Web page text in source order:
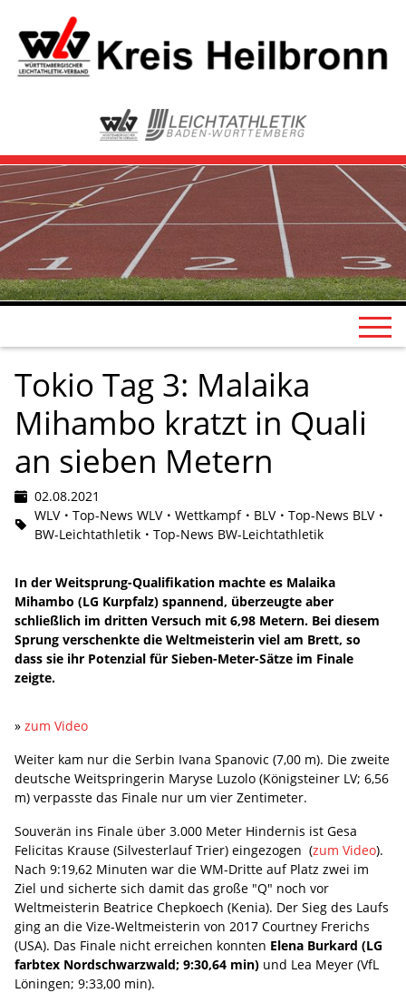
Tokio Tag 3: Malaika
Mihambo kratzt in Quali
an sieben Metern
02.08.2021
WLV
Top-News WLV Wettkampf BLV
Top-News BLV
BW-Leichtathletik
Top-News BW-Leichtathletik
In der Weitsprung-Qualifikation machte es Malaika
Mihambo (LG Kurpfalz) spannend, überzeugte aber
schließlich im dritten Versuch mit 6,98 Metern. Bei diesem
Sprung verschenkte die Weltmeisterin viel am Brett, so
dass sie ihr Potenzial für Sieben-Meter-Sätze im Finale
zeigte.
» zum Video
Weiter kam nur die Serbin Ivana Spanovic (7,00 m). Die zweite
deutsche Weitspringerin Maryse Luzolo (Königsteiner LV; 6,56
m) verpasste das Finale nur um vier Zentimeter.
Souverän ins Finale über 3.000 Meter Hindernis ist Gesa
Felicitas Krause (Silvesterlauf Trier) eingezogen (zum Video).
Nach 9:19,62 Minuten war die WM-Dritte auf Platz zwei im
Ziel und sicherte sich damit das große "Q" noch vor
Weltmeisterin Beatrice Chepkoech (Kenia). Der Sieg des Laufs
ging an die Vize-Weltmeisterin von 2017 Courtney Frerichs
(USA). Das Finale nicht erreichen konnten Elena Burkard (LG
farbtex Nordschwarzwald; 9:30,64 min) und Lea Meyer (VfL
Löningen; 9:33,00 min).